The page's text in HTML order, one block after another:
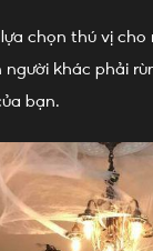
chọn thú vị cho
người khác phải
bạn.